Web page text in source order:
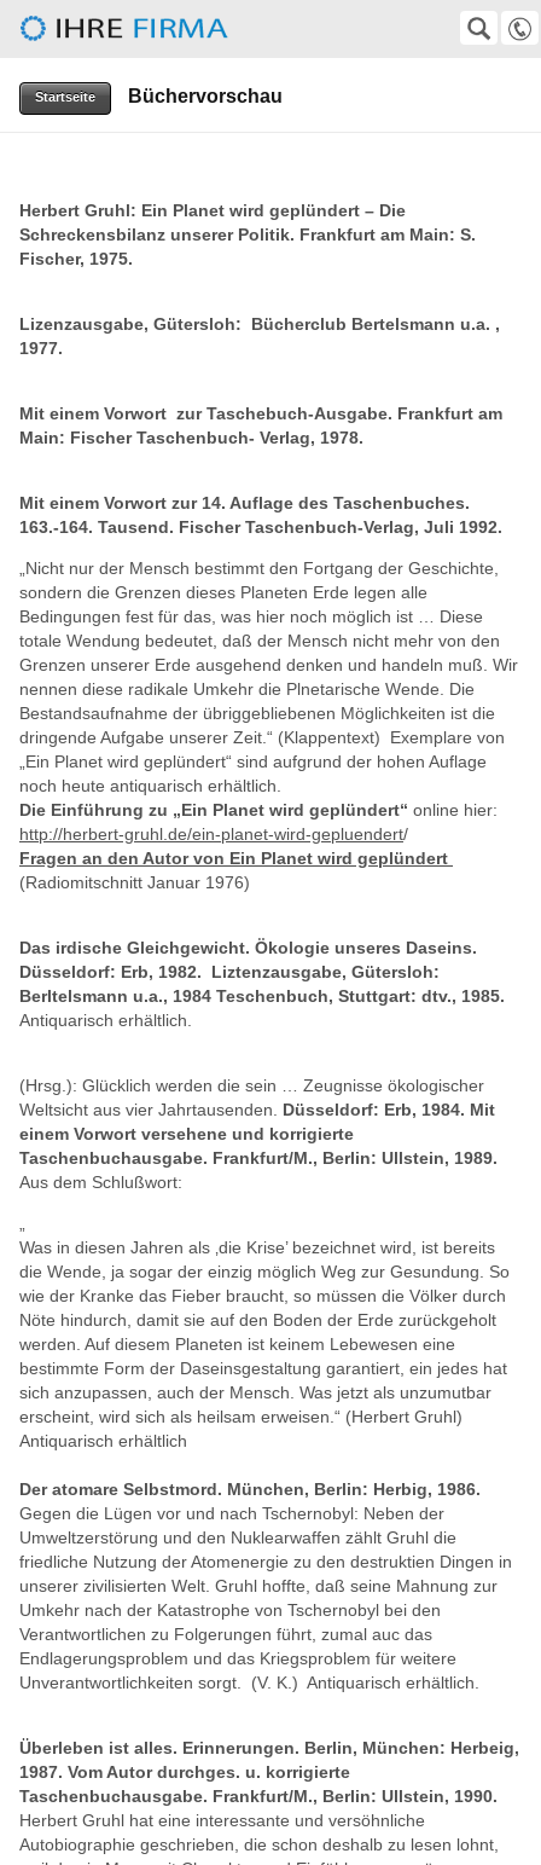
SUCHE Suche
0511-372247
Startseite Büchervorschau
Herbert Gruhl: Ein Planet wird geplündert – Die
Schreckensbilanz unserer Politik. Frankfurt am Main: S.
Fischer, 1975.
Lizenzausgabe, Gütersloh: Bücherclub Bertelsmann u.a. ,
1977.
Mit einem Vorwort zur Taschebuch-Ausgabe. Frankfurt am
Main: Fischer Taschenbuch- Verlag, 1978.
Mit einem Vorwort zur 14. Auflage des Taschenbuches.
163.-164. Tausend. Fischer Taschenbuch-Verlag, Juli 1992.
„Nicht nur der Mensch bestimmt den Fortgang der Geschichte,
sondern die Grenzen dieses Planeten Erde legen alle
Bedingungen fest für das, was hier noch möglich ist … Diese
totale Wendung bedeutet, daß der Mensch nicht mehr von den
Grenzen unserer Erde ausgehend denken und handeln muß. Wir
nennen diese radikale Umkehr die Plnetarische Wende. Die
Bestandsaufnahme der übriggebliebenen Möglichkeiten ist die
dringende Aufgabe unserer Zeit.“ (Klappentext)
Exemplare von
„Ein Planet wird geplündert“ sind aufgrund der hohen Auflage
noch heute antiquarisch erhältlich.
Die Einführung zu „Ein Planet wird geplündert“ online hier:
http://herbert-gruhl.de/ein-planet-wird-gepluendert/
Fragen an den Autor von Ein Planet wird geplündert
(Radiomitschnitt Januar 1976)
Das irdische Gleichgewicht. Ökologie unseres Daseins.
Düsseldorf: Erb, 1982. Liztenzausgabe, Gütersloh:
Berltelsmann u.a., 1984 Teschenbuch, Stuttgart: dtv., 1985.
Antiquarisch erhältlich
(Hrsg.): Glücklich werden die sein … Zeugnisse ökologischer
Weltsicht aus vier Jahrtausenden.
Düsseldorf: Erb, 1984. Mit
einem Vorwort versehene und korrigierte
Taschenbuchausgabe. Frankfurt/M., Berlin: Ullstein, 1989.
Aus dem Schlußwort:
Was in diesen Jahren als ‚die Krise’ bezeichnet wird, ist bereits
die Wende, ja sogar der einzig möglich Weg zur Gesundung. So
wie der Kranke das Fieber braucht, so müssen die Völker durch
Nöte hindurch, damit sie auf den Boden der Erde zurückgeholt
werden. Auf diesem Planeten ist keinem Lebewesen eine
bestimmte Form der Daseinsgestaltung garantiert, ein jedes hat
sich anzupassen, auch der Mensch. Was jetzt als unzumutbar
erscheint, wird sich als heilsam erweisen.“ (Herbert Gruhl)
Antiquarisch erhältlich
Der atomare Selbstmord. München, Berlin: Herbig, 1986.
Gegen die Lügen vor und nach Tschernobyl: Neben der
Umweltzerstörung und den Nuklearwaffen zählt Gruhl die
friedliche Nutzung der Atomenergie zu den destruktien Dingen in
unserer zivilisierten Welt. Gruhl hoffte, daß seine Mahnung zur
Umkehr nach der Katastrophe von Tschernobyl bei den
Verantwortlichen zu Folgerungen führt, zumal auc das
Endlagerungsproblem und das Kriegsproblem für weitere
Unverantwortlichkeiten sorgt. (V. K.) Antiquarisch erhältlich.
Überleben ist alles. Erinnerungen. Berlin, München: Herbeig,
1987. Vom Autor durchges. u. korrigierte
Taschenbuchausgabe. Frankfurt/M., Berlin: Ullstein, 1990.
Herbert Gruhl hat eine interessante und versöhnliche
Autobiographie geschrieben, die schon deshalb zu lesen lohnt,